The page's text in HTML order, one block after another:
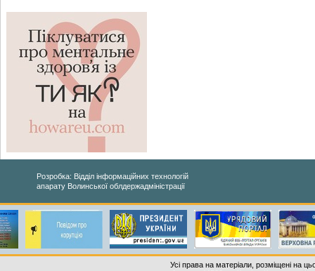
Розробка: Відділ інформаційних технологій
апарату Волинської облдержадміністрації
Усі права на матеріали, розміщені на